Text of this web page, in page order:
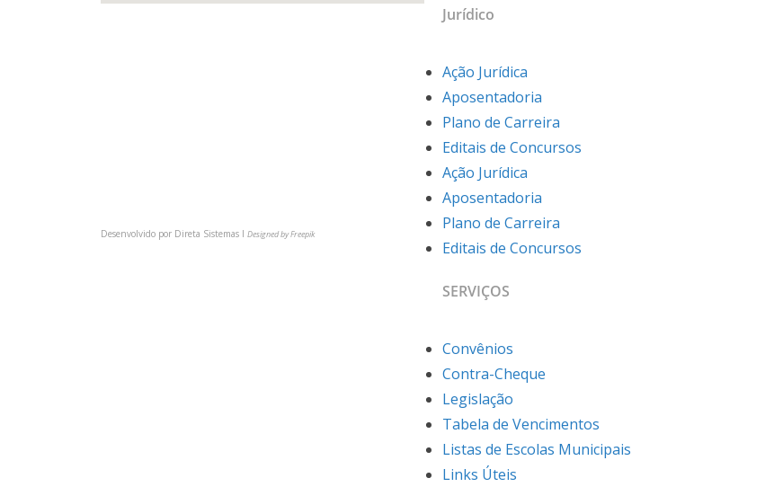
Desenvolvido por Direta Sistemas I Designed by Freepik
Jurídico
Ação Jurídica
Aposentadoria
Plano de Carreira
Editais de Concursos
Ação Jurídica
Aposentadoria
Plano de Carreira
Editais de Concursos
SERVIÇOS
Convênios
Contra-Cheque
Legislação
Tabela de Vencimentos
Listas de Escolas Municipais
Links Úteis